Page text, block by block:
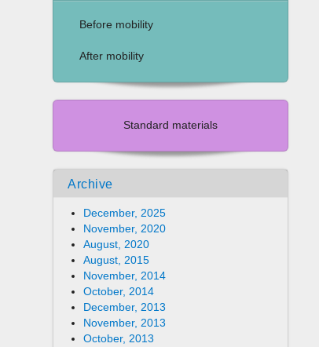
Before mobility
After mobility
Standard materials
Archive
December, 2025
November, 2020
August, 2020
August, 2015
November, 2014
October, 2014
December, 2013
November, 2013
October, 2013